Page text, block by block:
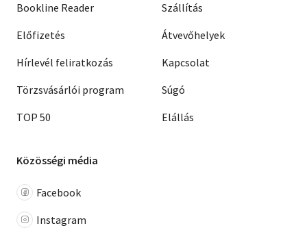
Bookline Reader
Előfizetés
Hírlevél feliratkozás
Törzsvásárlói program
TOP 50
Szállítás
Átvevőhelyek
Kapcsolat
Súgó
Elállás
Közösségi média
Facebook
Instagram